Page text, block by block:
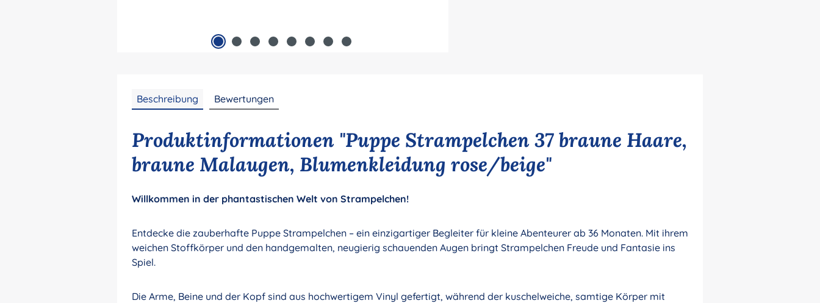
Beschreibung Bewertungen
Produktinformationen "Puppe Strampelchen 37 braune Haare,
braune Malaugen, Blumenkleidung rose/beige"
Willkommen in der phantastischen Welt von Strampelchen!
Entdecke die zauberhafte Puppe Strampelchen – ein einzigartiger Begleiter für kleine Abenteurer ab 36 Monaten. Mit ihrem
weichen Stoffkörper und den handgemalten, neugierig schauenden Augen bringt Strampelchen Freude und Fantasie ins
Spiel.
Die Arme, Beine und der Kopf sind aus hochwertigem Vinyl gefertigt, während der kuschelweiche, samtige Körper mit